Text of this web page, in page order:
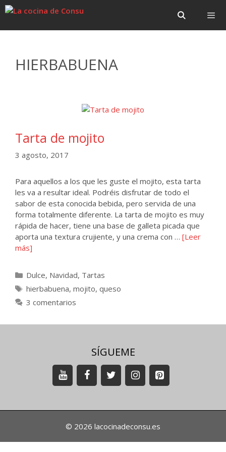
Saltar
Saltar
HIERBABUENA
Tarta de mojito
3 agosto, 2017
Para aquellos a los que les guste el mojito, esta tarta
les va a resultar ideal. Podréis disfrutar de todo el
sabor de esta conocida bebida, pero servida de una
forma totalmente diferente. La tarta de mojito es muy
rápida de hacer, tiene una base de galleta picada que
aporta una textura crujiente, y una crema con … [Leer
más]
Categorías
Dulce, Navidad, Tartas
Etiquetas
hierbabuena, mojito, queso
3 comentarios
SÍGUEME
© 2026 lacocinadeconsu.es